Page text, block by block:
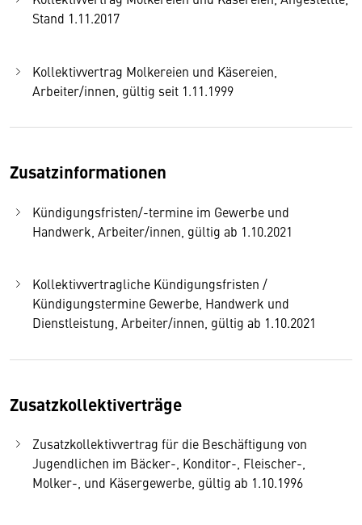
Stand 1.11.2017
Kollektivvertrag Molkereien und Käsereien,
Arbeiter/innen, gültig seit 1.11.1999
Zusatzinformationen
Kündigungsfristen/-termine im Gewerbe und
Handwerk, Arbeiter/innen, gültig ab 1.10.2021
Kollektivvertragliche Kündigungsfristen /
Kündigungstermine Gewerbe, Handwerk und
Dienstleistung, Arbeiter/innen, gültig ab 1.10.2021
Zusatzkollektiverträge
Zusatzkollektivvertrag für die Beschäftigung von
Jugendlichen im Bäcker-, Konditor-, Fleischer-,
Molker-, und Käsergewerbe, gültig ab 1.10.1996